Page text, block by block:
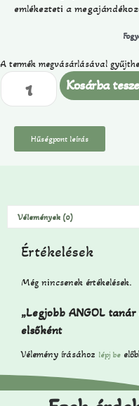
emlékezteti a
A termék megvásárlásával
Kosárba
Hűségpont leírás
Vélemények (0)
Értékelések
Még nincsenek értékelések.
„Legjobb ANGOL
elsőként
Vélemény írásához lépj be